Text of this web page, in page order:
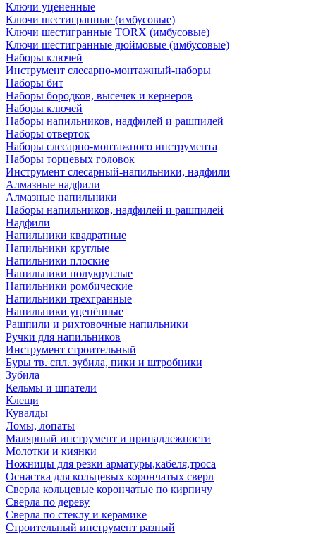
Ключи уцененные
Ключи шестигранные (имбусовые)
Ключи шестигранные TORX (имбусовые)
Ключи шестигранные дюймовые (имбусовые)
Наборы ключей
Инструмент слесарно-монтажный-наборы
Наборы бит
Наборы бородков, высечек и кернеров
Наборы ключей
Наборы напильников, надфилей и рашпилей
Наборы отверток
Наборы слесарно-монтажного инструмента
Наборы торцевых головок
Инструмент слесарный-напильники, надфили
Алмазные надфили
Алмазные напильники
Наборы напильников, надфилей и рашпилей
Надфили
Напильники квадратные
Напильники круглые
Напильники плоские
Напильники полукруглые
Напильники ромбические
Напильники трехгранные
Напильники уценённые
Рашпили и рихтовочные напильники
Ручки для напильников
Инструмент строительный
Буры тв. спл. зубила, пики и штробники
Зубила
Кельмы и шпатели
Клещи
Кувалды
Ломы, лопаты
Малярный инструмент и принадлежности
Молотки и киянки
Ножницы для резки арматуры,кабеля,троса
Оснастка для кольцевых корончатых сверл
Сверла кольцевые корончатые по кирпичу
Сверла по дереву
Сверла по стеклу и керамике
Строительный инструмент разный